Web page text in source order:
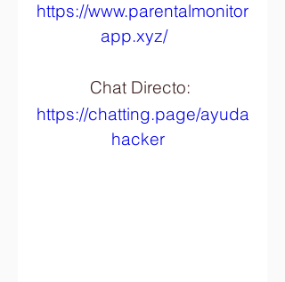
https://www.parentalmonitor
app.xyz/
Chat Directo:
https://chatting.page/ayuda
hacker